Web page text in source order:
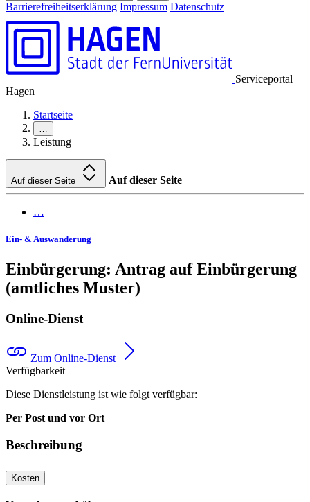
Barrierefreiheitserklärung Impressum Datenschutz
Serviceportal
Hagen
Startseite
…
Leistung
Auf dieser Seite Auf dieser Seite
…
Ein- & Auswanderung
Einbürgerung: Antrag auf Einbürgerung
(amtliches Muster)
Online-Dienst
Zum Online-Dienst
Verfügbarkeit
Diese Dienstleistung ist wie folgt verfügbar:
Per Post und vor Ort
Beschreibung
Kosten